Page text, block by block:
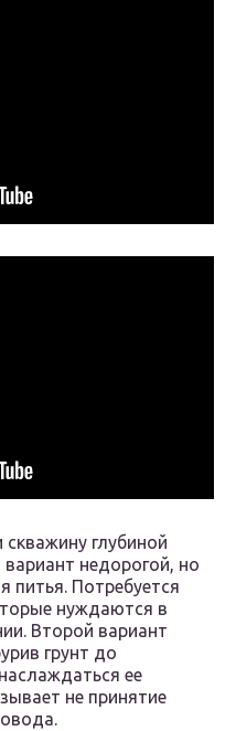
глубиной
недорогой, но
питья. Потребуется
нуждаются в
Второй вариант
грунт до
ее
не принятие